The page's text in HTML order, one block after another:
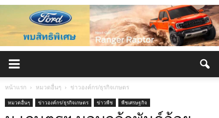
หน้าแรก หมวดอื่นๆ ข่าวองค์กร/ธุรกิจเกษตร
หมวดอื่นๆ ข่าวองค์กร/ธุรกิจเกษตร ข่าวพืช พืชเศรษฐกิจ